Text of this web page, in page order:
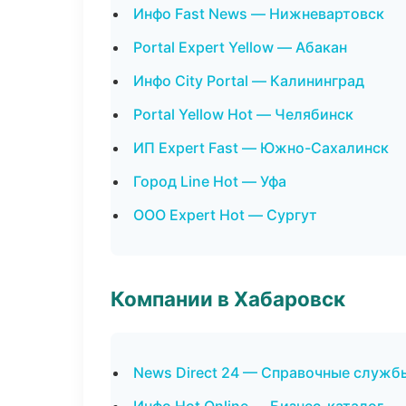
Инфо Fast News — Нижневартовск
Portal Expert Yellow — Абакан
Инфо City Portal — Калининград
Portal Yellow Hot — Челябинск
ИП Expert Fast — Южно-Сахалинск
Город Line Hot — Уфа
ООО Expert Hot — Сургут
Компании в Хабаровск
News Direct 24 — Справочные